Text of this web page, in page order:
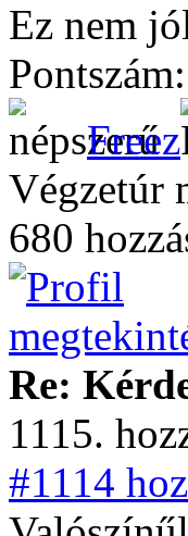
Ez nem
Pontszám:
Freez
Végzetúr
680
Re:
1115.
#1114